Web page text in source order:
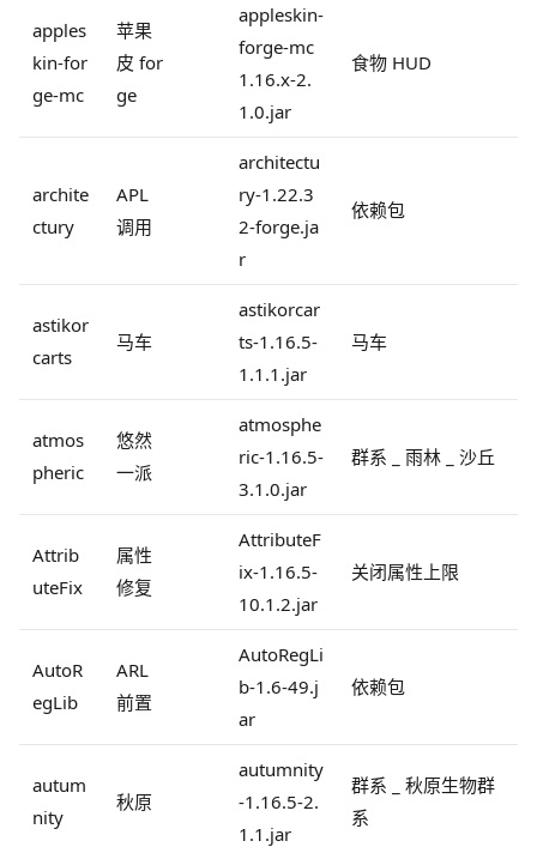
apples
kin-for
ge-mc
苹果
皮 for
ge
appleskin-
forge-mc
1.16.x-2.
1.0.jar
食物 HUD
archite
ctury
APL
调用
architectu
ry-1.22.3
2-forge.ja
r
依赖包
astikor
carts
马车
astikorcar
ts-1.16.5-
1.1.1.jar
马车
atmos
pheric
悠然
一派
atmosphe
ric-1.16.5-
3.1.0.jar
群系 _ 雨林 _ 沙丘
Attrib
uteFix
属性
修复
AttributeF
ix-1.16.5-
10.1.2.jar
关闭属性上限
AutoR
egLib
ARL
前置
AutoRegLi
b-1.6-49.j
ar
依赖包
autum
nity
秋原
autumnity
-1.16.5-2.
1.1.jar
群系 _ 秋原生物群
系